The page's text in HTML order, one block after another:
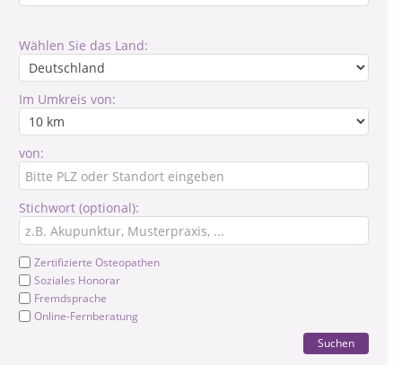
Wählen Sie das Land:
Im Umkreis von:
von:
Stichwort (optional):
Zertifizierte Osteopathen
Soziales Honorar
Fremdsprache
Online-Fernberatung
Suchen